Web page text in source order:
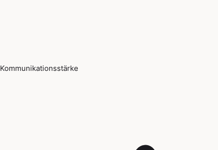
Kommunikationsstärke